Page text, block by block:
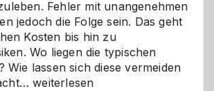
Fehler mit unangenehmen
jedoch die Folge sein. Das geht
Kosten bis hin zu
Wo liegen die typischen
Wie lassen sich diese vermeiden
Selber
weiterlesen